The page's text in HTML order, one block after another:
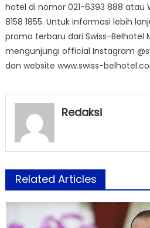
hotel di nomor 021-6393 888 atau
8158 1855. Untuk informasi lebih
promo terbaru dari Swiss-Belhotel
mengunjungi official Instagram
dan website www.swiss-
Redaksi
Related Articles